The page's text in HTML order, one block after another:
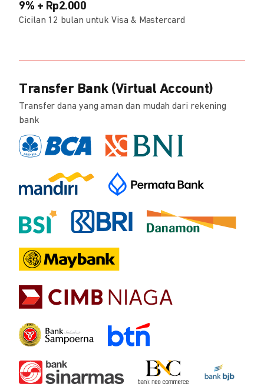
9% + Rp2.000
Cicilan 12 bulan untuk Visa & Mastercard
Transfer Bank (Virtual Account)
Transfer dana yang aman dan mudah dari rekening
bank